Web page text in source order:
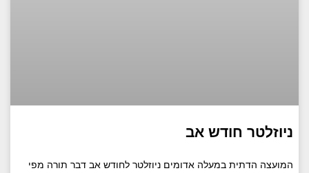
ניוזלטר חודש אב
המועצה הדתית במעלה אדומים ניוזלטר לחודש אב דבר תורה מפי